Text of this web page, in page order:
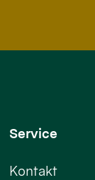
Service
Kontakt